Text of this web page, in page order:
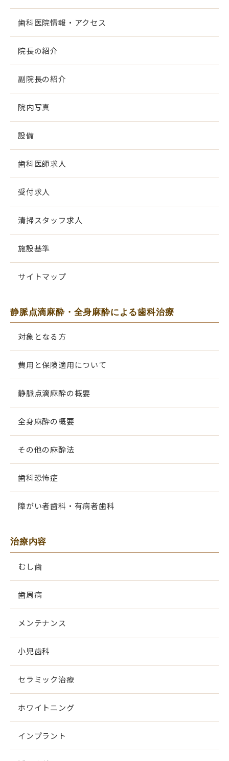
歯科医院情報・アクセス
院長の紹介
副院長の紹介
院内写真
設備
歯科医師求人
受付求人
清掃スタッフ求人
施設基準
サイトマップ
静脈点滴麻酔・全身麻酔による歯科治療
対象となる方
費用と保険適用について
静脈点滴麻酔の概要
全身麻酔の概要
その他の麻酔法
歯科恐怖症
障がい者歯科・有病者歯科
治療内容
むし歯
歯周病
メンテナンス
小児歯科
セラミック治療
ホワイトニング
インプラント